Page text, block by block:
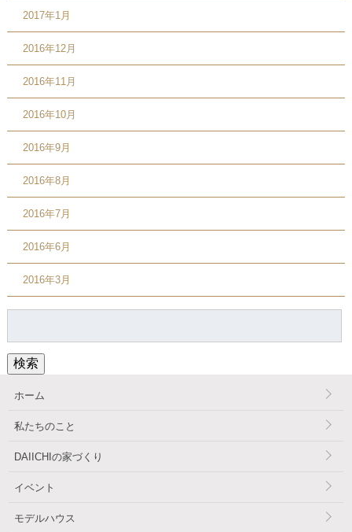
2017年1月
2016年12月
2016年11月
2016年10月
2016年9月
2016年8月
2016年7月
2016年6月
2016年3月
検索
ホーム
私たちのこと
DAIICHIの家づくり
イベント
モデルハウス